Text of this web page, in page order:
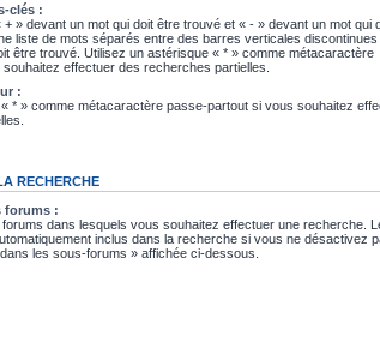
clés :
» devant un mot qui doit être trouvé et « - » devant un mot qui
liste de mots séparés entre des barres verticales discontinues
être trouvé. Utilisez un astérisque « * » comme métacaractère
effectuer des recherches partielles.
:
* » comme métacaractère passe-partout si vous souhaitez
RECHERCHE
forums :
dans lesquels vous souhaitez effectuer une recherche.
inclus dans la recherche si vous ne désactivez
les sous-forums » affichée ci-dessous.